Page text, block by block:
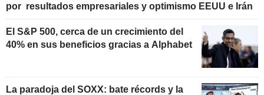
por resultados empresariales y optimismo EEUU e Irán
El S&P 500, cerca de un crecimiento del
40% en sus beneficios gracias a Alphabet
La paradoja del SOXX: bate récords y la